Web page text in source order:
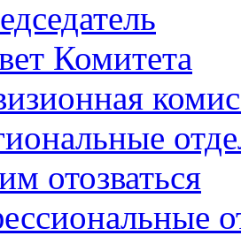
Комитета
отозваться